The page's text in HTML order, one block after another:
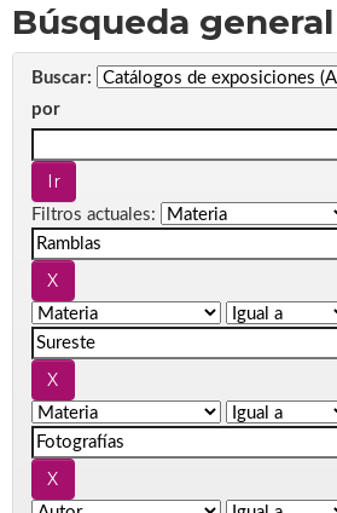
Búsqueda general
Buscar:
por
Filtros actuales: